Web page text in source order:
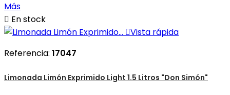
Más
 En stock
Vista rápida
Referencia: 17047
Limonada Limón Exprimido Light 1.5 Litros "Don Simón"